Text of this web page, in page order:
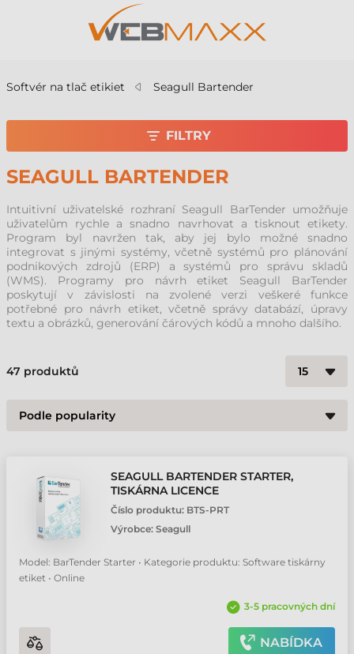
Softvér na tlač etikiet Seagull Bartender
SEAGULL BARTENDER
Intuitivní uživatelské rozhraní Seagull BarTender umožňuje
uživatelům rychle a snadno navrhovat a tisknout etikety.
Program byl navržen tak, aby jej bylo možné snadno
integrovat s jinými systémy, včetně systémů pro plánování
podnikových zdrojů (ERP) a systémů pro správu skladů
(WMS). Programy pro návrh etiket Seagull BarTender
poskytují v závislosti na zvolené verzi veškeré funkce
potřebné pro návrh etiket, včetně správy databází, úpravy
textu a obrázků, generování čárových kódů a mnoho dalšího.
47 produktů
SEAGULL BARTENDER STARTER,
TISKÁRNA LICENCE
Číslo produktu: BTS-PRT
Výrobce: Seagull
Model: BarTender Starter • Kategorie produktu: Software tiskárny
etiket • Online
3-5 pracovných dní
NABÍDKA
FILTRY